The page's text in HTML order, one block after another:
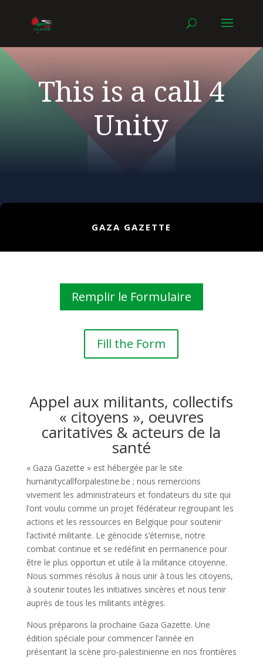
This is a call 4
Unity
GAZA GAZETTE
Remplir le Formulaire
Fill the Form
Appel aux militants, collectifs
« citoyens », oeuvres
caritatives & acteurs de la
santé
« Gaza Gazette » est hébergée par le site
humanitycallforpalestine.be ; nous remercions
vivement les administrateurs et fondateurs du site qui
l’ont voulu comme un projet fédérateur regroupant les
actions et les ressources en Belgique pour soutenir
l’activité militante. Le génocide s’éternise, notre
combat continue et se redéfinit en permanence pour
être le plus opportun et utile à la militance citoyenne.
Nous sommes résolus à nous unir à tous les citoyens,
à soutenir toutes les initiatives sincères et nous tenir
auprès de tous les militants intègres.
Nous préparons la prochaine Gaza Gazette. Une
édition spéciale pour commencer l’année en
présentant la scène pro-palestinienne en nos frontières